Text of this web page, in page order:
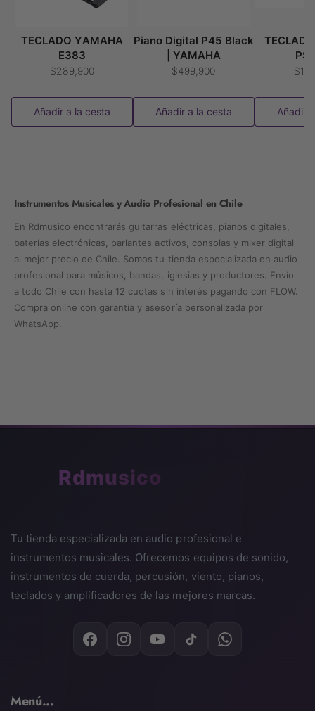
TECLADO YAMAHA
E383
$289,900
Añadir a la cesta
Piano Digital P45 Black
| YAMAHA
$499,900
Añadir a la cesta Añadir
Instrumentos Musicales y Audio Profesional en Chile
En Rdmusico encontrarás guitarras eléctricas, pianos digitales,
baterías electrónicas, parlantes activos, consolas y mixer digital
al mejor precio de Chile. Somos tu tienda especializada en audio
profesional para músicos, bandas, iglesias y productores. Envío
a todo Chile con hasta 12 cuotas sin interés pagando con FLOW.
Compra online con garantía y asesoría personalizada por
WhatsApp.
Rdmusico
Tu tienda especializada en audio profesional e
instrumentos musicales. Ofrecemos equipos de sonido,
instrumentos de cuerda, percusión, viento, pianos,
teclados y amplificadores de las mejores marcas.
Menú...